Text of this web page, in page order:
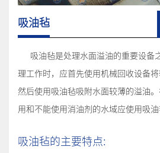
吸油毡
吸油毡是处理水面溢油的重要设备
理工作时，应首先使用机械回收设备将
然后使用吸油毡吸附水面较薄的溢油
用和不能使用消油剂的水域应使用吸油
吸油毡的主要特点: